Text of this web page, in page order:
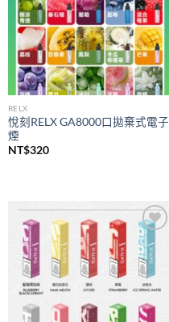
RELX
悅刻RELX GA8000口拋棄式電子
煙
NT$320
Add to
wishlist